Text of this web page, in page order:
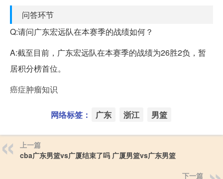
问答环节
Q:请问广东宏远队在本赛季的战绩如何？
A:截至目前，广东宏远队在本赛季的战绩为26胜2负，暂
居积分榜首位。
癌症肿瘤知识
网络标签： 广东 浙江 男篮
上一篇
cba广东男篮vs广厦结束了吗 广厦男篮vs广东男篮
下一篇